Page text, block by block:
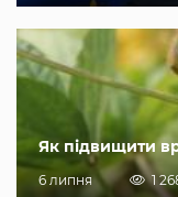
Як підвищити
6 липня 1